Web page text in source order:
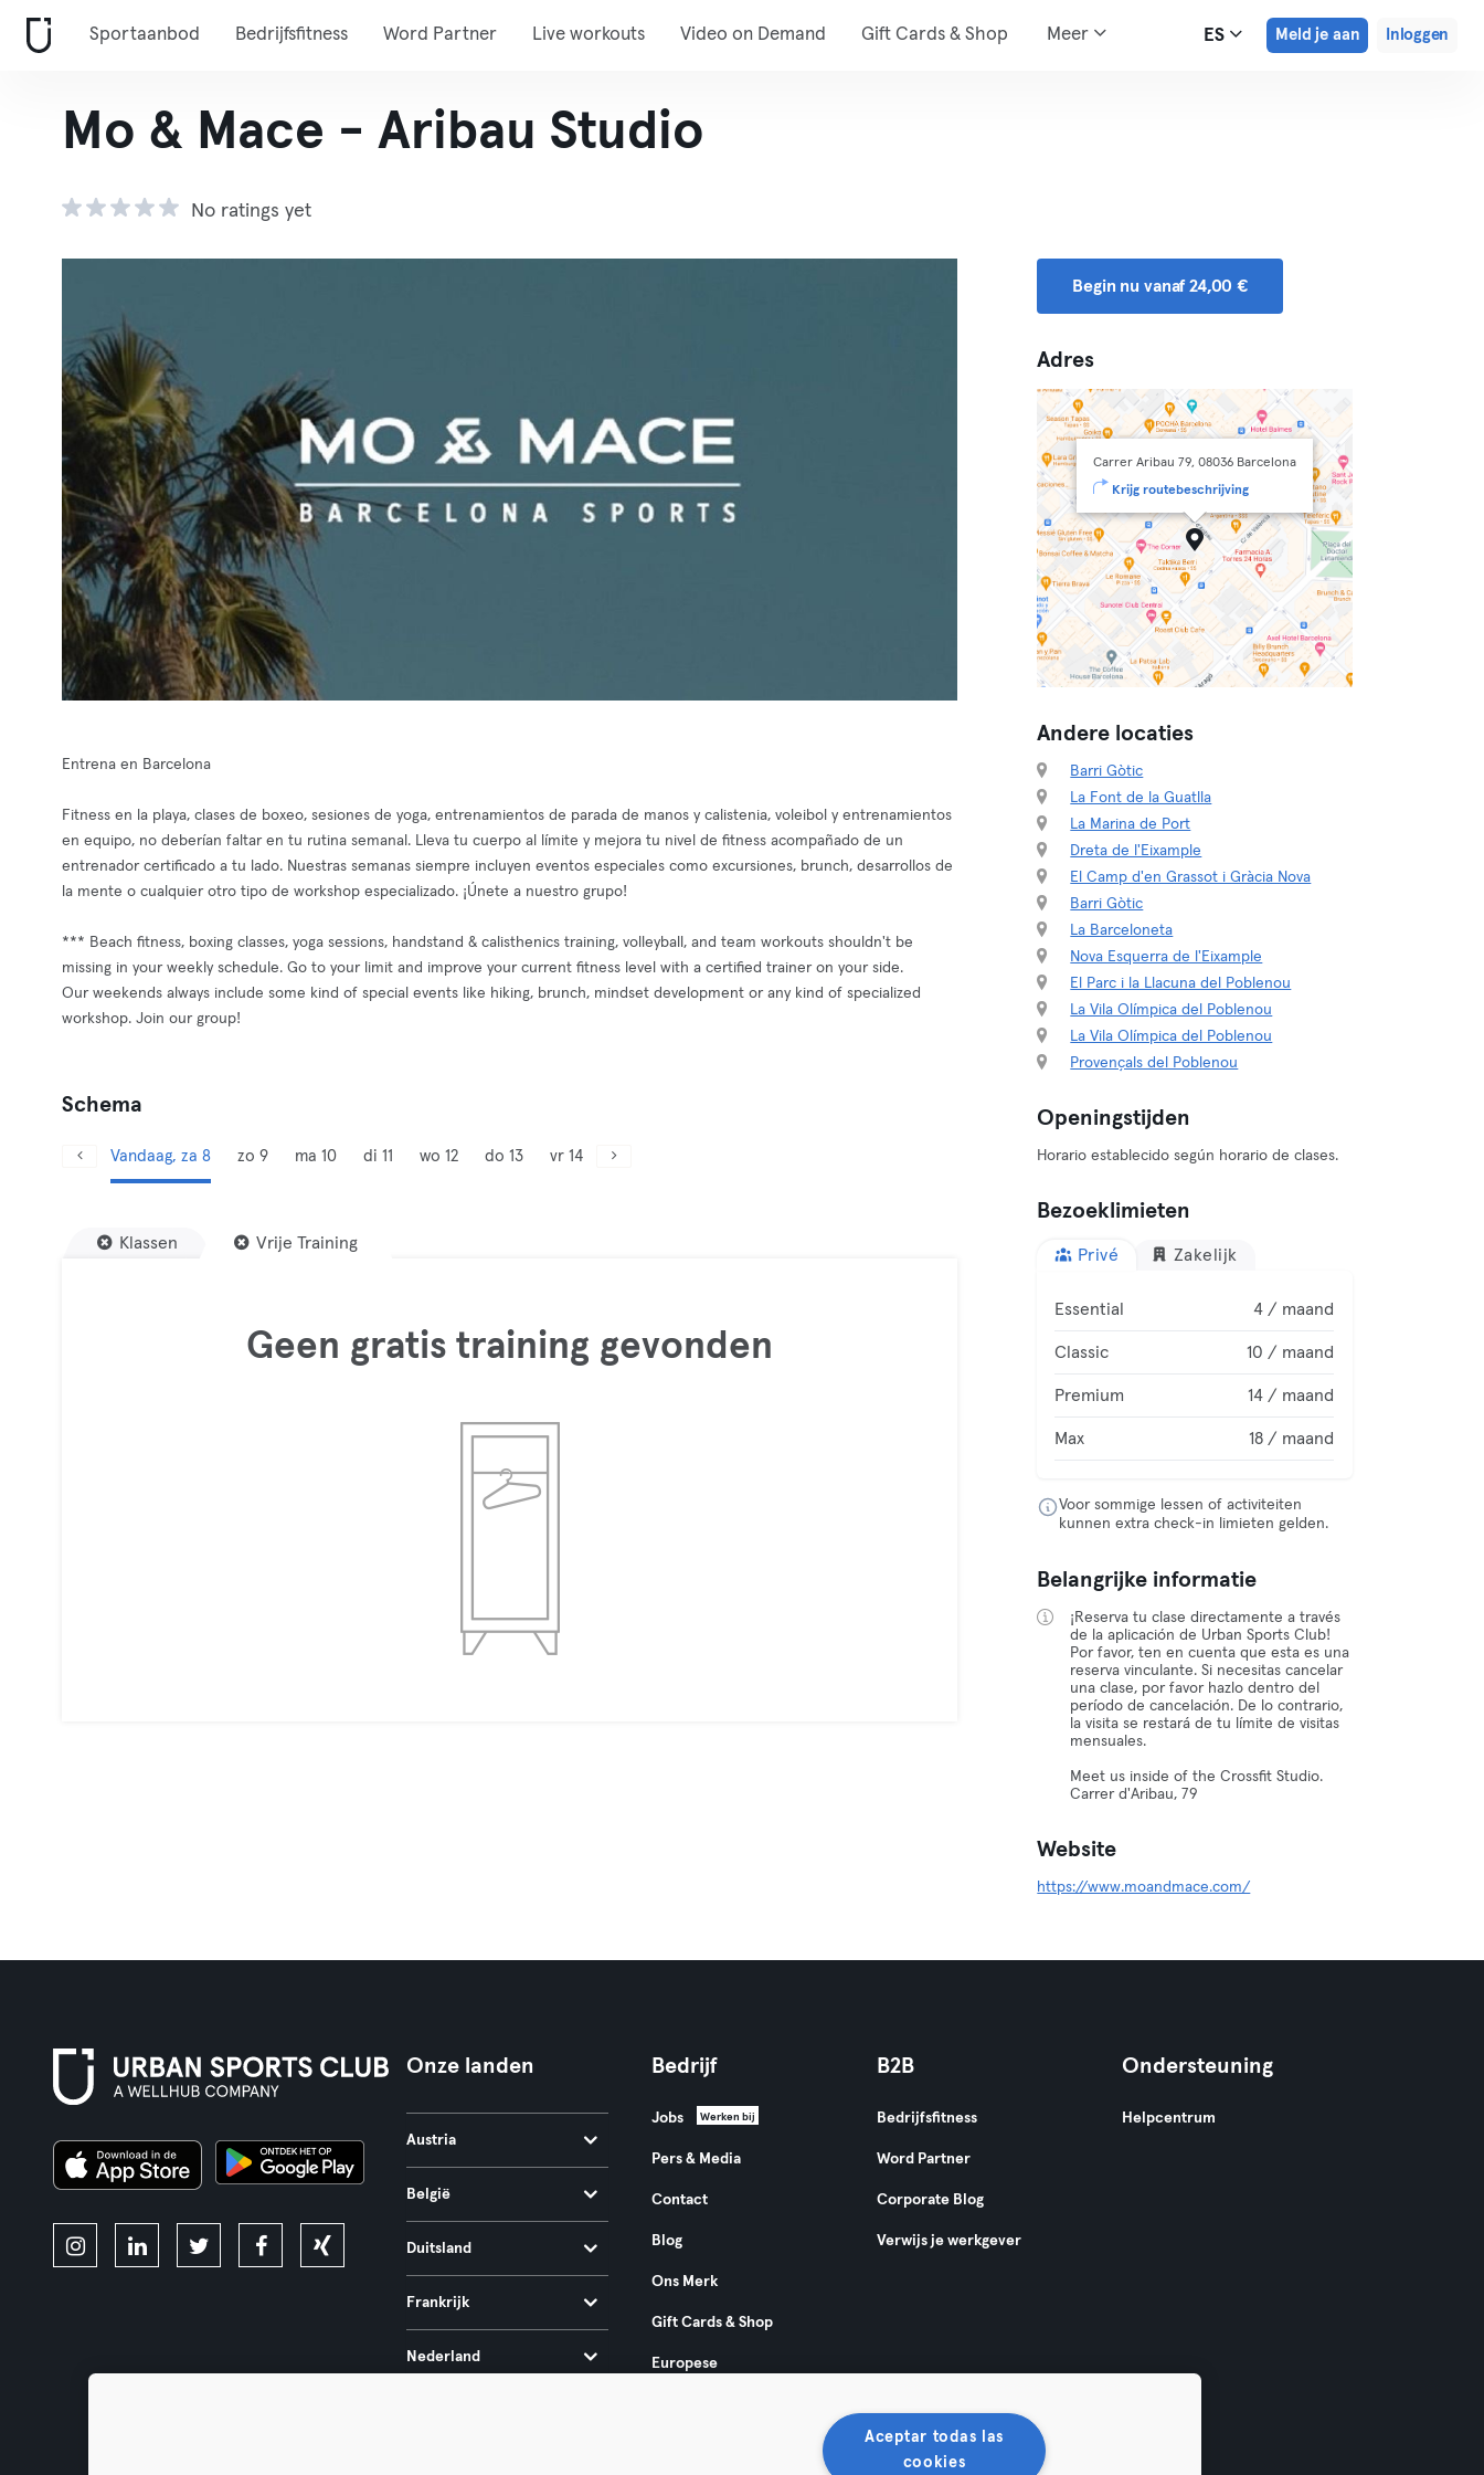
Sportaanbod Bedrijfsfitness Word Partner Live workouts Video on Demand Gift Cards & Shop Meer ES Meld je aan Inloggen
Mo & Mace - Aribau Studio
No ratings yet
Entrena en Barcelona
Fitness en la playa, clases de boxeo, sesiones de yoga, entrenamientos de parada de manos y calistenia, voleibol y entrenamientos
en equipo, no deberían faltar en tu rutina semanal. Lleva tu cuerpo al límite y mejora tu nivel de fitness acompañado de un
entrenador certificado a tu lado. Nuestras semanas siempre incluyen eventos especiales como excursiones, brunch, desarrollos de
la mente o cualquier otro tipo de workshop especializado. ¡Únete a nuestro grupo!
*** Beach fitness, boxing classes, yoga sessions, handstand & calisthenics training, volleyball, and team workouts shouldn't be
missing in your weekly schedule. Go to your limit and improve your current fitness level with a certified trainer on your side.
Our weekends always include some kind of special events like hiking, brunch, mindset development or any kind of specialized
workshop. Join our group!
Schema
Vandaag, za 8 zo 9 ma 10 di 11 wo 12 do 13 vr 14
Klassen Vrije Training
Geen gratis training gevonden
Begin nu vanaf 24,00 €
Adres
Carrer Aribau 79, 08036 Barcelona
Krijg routebeschrijving
Andere locaties
Barri Gòtic
La Font de la Guatlla
La Marina de Port
Dreta de l'Eixample
El Camp d'en Grassot i Gràcia Nova
Barri Gòtic
La Barceloneta
Nova Esquerra de l'Eixample
El Parc i la Llacuna del Poblenou
La Vila Olímpica del Poblenou
La Vila Olímpica del Poblenou
Provençals del Poblenou
Openingstijden
Horario establecido según horario de clases.
Bezoeklimieten
Privé Zakelijk
Essential 4 / maand
Classic 10 / maand
Premium 14 / maand
Max 18 / maand
Voor sommige lessen of activiteiten
kunnen extra check-in limieten gelden.
Belangrijke informatie
¡Reserva tu clase directamente a través
de la aplicación de Urban Sports Club!
Por favor, ten en cuenta que esta es una
reserva vinculante. Si necesitas cancelar
una clase, por favor hazlo dentro del
período de cancelación. De lo contrario,
la visita se restará de tu límite de visitas
mensuales.
Meet us inside of the Crossfit Studio.
Carrer d'Aribau, 79
Website
https://www.moandmace.com/
Onze landen
Austria
België
Duitsland
Frankrijk
Nederland
Bedrijf
Jobs Werken bij
Pers & Media
Contact
Blog
Ons Merk
Gift Cards & Shop
Europese
B2B
Bedrijfsfitness
Word Partner
Corporate Blog
Verwijs je werkgever
Ondersteuning
Helpcentrum
Aceptar todas las
cookies